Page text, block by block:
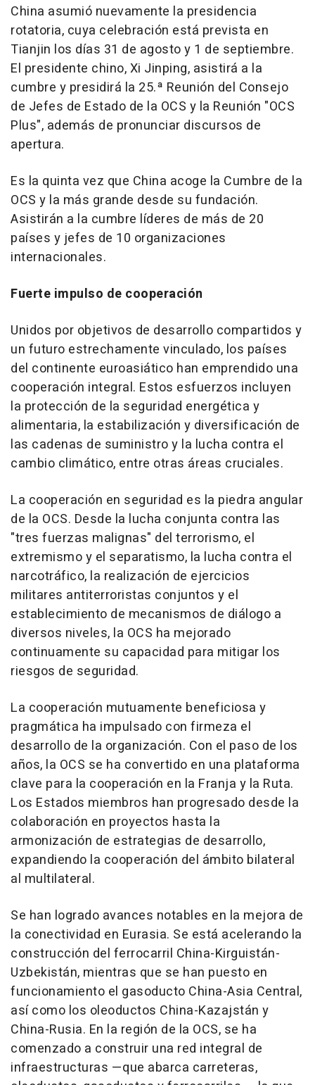
China asumió nuevamente la presidencia
rotatoria, cuya celebración está prevista en
Tianjin los días 31 de agosto y 1 de septiembre.
El presidente chino, Xi Jinping, asistirá a la
cumbre y presidirá la 25.ª Reunión del Consejo
de Jefes de Estado de la OCS y la Reunión "OCS
Plus", además de pronunciar discursos de
apertura.
Es la quinta vez que China acoge la Cumbre de la
OCS y la más grande desde su fundación.
Asistirán a la cumbre líderes de más de 20
países y jefes de 10 organizaciones
internacionales.
Fuerte impulso de cooperación
Unidos por objetivos de desarrollo compartidos y
un futuro estrechamente vinculado, los países
del continente euroasiático han emprendido una
cooperación integral. Estos esfuerzos incluyen
la protección de la seguridad energética y
alimentaria, la estabilización y diversificación de
las cadenas de suministro y la lucha contra el
cambio climático, entre otras áreas cruciales.
La cooperación en seguridad es la piedra angular
de la OCS. Desde la lucha conjunta contra las
"tres fuerzas malignas" del terrorismo, el
extremismo y el separatismo, la lucha contra el
narcotráfico, la realización de ejercicios
militares antiterroristas conjuntos y el
establecimiento de mecanismos de diálogo a
diversos niveles, la OCS ha mejorado
continuamente su capacidad para mitigar los
riesgos de seguridad.
La cooperación mutuamente beneficiosa y
pragmática ha impulsado con firmeza el
desarrollo de la organización. Con el paso de los
años, la OCS se ha convertido en una plataforma
clave para la cooperación en la Franja y la Ruta.
Los Estados miembros han progresado desde la
colaboración en proyectos hasta la
armonización de estrategias de desarrollo,
expandiendo la cooperación del ámbito bilateral
al multilateral.
Se han logrado avances notables en la mejora de
la conectividad en Eurasia. Se está acelerando la
construcción del ferrocarril China-Kirguistán-
Uzbekistán, mientras que se han puesto en
funcionamiento el gasoducto China-Asia Central,
así como los oleoductos China-Kazajstán y
China-Rusia. En la región de la OCS, se ha
comenzado a construir una red integral de
infraestructuras —que abarca carreteras,